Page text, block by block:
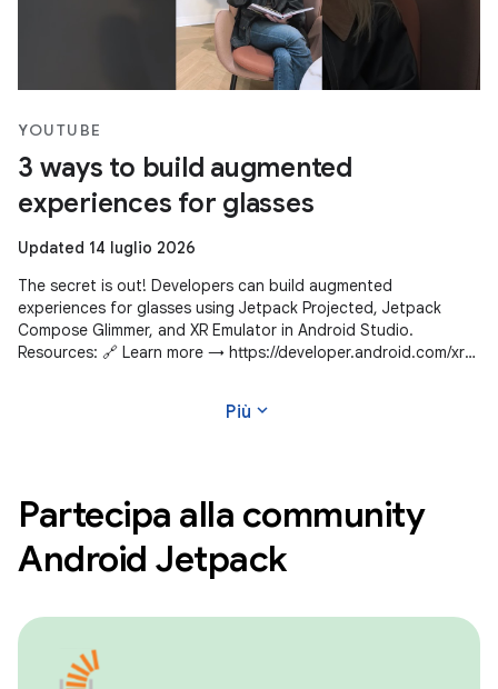
YOUTUBE
3 ways to build augmented
experiences for glasses
Updated 14 luglio 2026
The secret is out! Developers can build augmented
experiences for glasses using Jetpack Projected, Jetpack
Compose Glimmer, and XR Emulator in Android Studio.
Resources: 🔗 Learn more → https://developer.android.com/xr
Più expand_more
Partecipa alla community
Android Jetpack